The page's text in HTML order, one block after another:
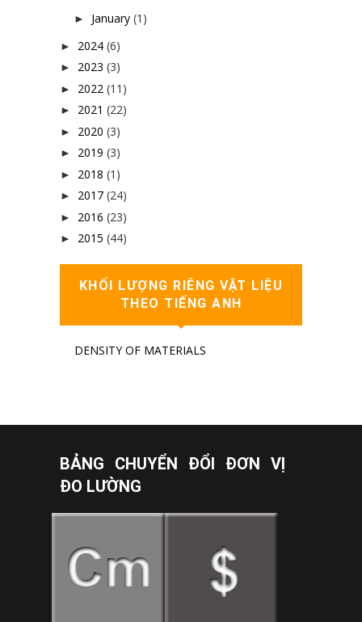
► January (1)
► 2024 (6)
► 2023 (3)
► 2022 (11)
► 2021 (22)
► 2020 (3)
► 2019 (3)
► 2018 (1)
► 2017 (24)
► 2016 (23)
► 2015 (44)
KHỐI LƯỢNG RIÊNG VẬT LIỆU
THEO TIẾNG ANH
DENSITY OF MATERIALS
BẢNG CHUYỂN ĐỔI ĐƠN VỊ
ĐO LƯỜNG